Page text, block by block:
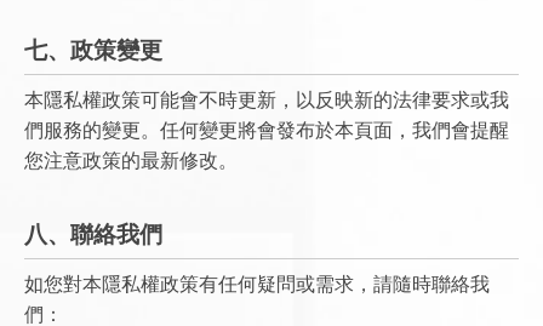
七、政策變更
本隱私權政策可能會不時更新，以反映新的法律要求或我
們服務的變更。任何變更將會發布於本頁面，我們會提醒
您注意政策的最新修改。
八、聯絡我們
如您對本隱私權政策有任何疑問或需求，請隨時聯絡我
們：